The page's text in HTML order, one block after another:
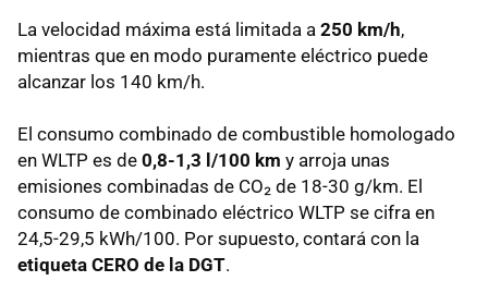
La velocidad máxima está limitada a 250 km/h,
mientras que en modo puramente eléctrico puede
alcanzar los 140 km/h.
El consumo combinado de combustible homologado
en WLTP es de 0,8-1,3 l/100 km y arroja unas
emisiones combinadas de CO₂ de 18-30 g/km. El
consumo de combinado eléctrico WLTP se cifra en
24,5-29,5 kWh/100. Por supuesto, contará con la
etiqueta CERO de la DGT.